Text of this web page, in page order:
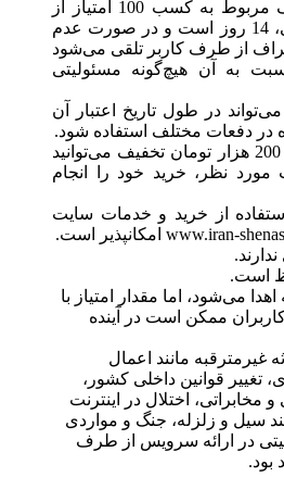
مهلت استفاده از کد تخفیف مربوط به کسب 100 امتیاز از
سایت انتشارات ایرانشناسی، 14 روز است و در صورت عدم
از طرف کاربر تلقی می‌شود
به آن هیچ‌گونه مسئولیتی
تومانی می‌تواند در طول تاریخ اعتبار آن
در صورت استفاده مازاد از 200 هزار تومان تخفیف می‌توانید
مورد نظر، خرید خود را انجام
از خرید و خدمات سایت
است.
می‌شود، اما مقدار امتیاز با
ممکن است در آینده
غیرمترقبه مانند اعمال
تغییر قوانین داخلی کشور،
مخابراتی، اختلال در اینترنت
سیل و زلزله، جنگ و مواردی
در ارائه سرویس از طرف
بود.